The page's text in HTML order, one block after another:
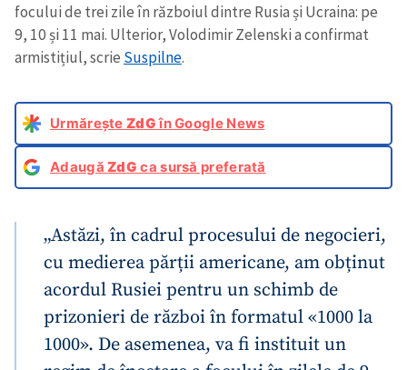
focului de trei zile în războiul dintre Rusia și Ucraina: pe
9, 10 și 11 mai. Ulterior, Volodimir Zelenski a confirmat
armistițiul, scrie Suspilne.
Urmărește ZdGîn Google News
AdaugăZdG ca sursă preferată
„Astăzi, în cadrul procesului de negocieri,
cu medierea părții americane, am obținut
acordul Rusiei pentru un schimb de
prizonieri de război în formatul «1000 la
1000». De asemenea, va fi instituit un